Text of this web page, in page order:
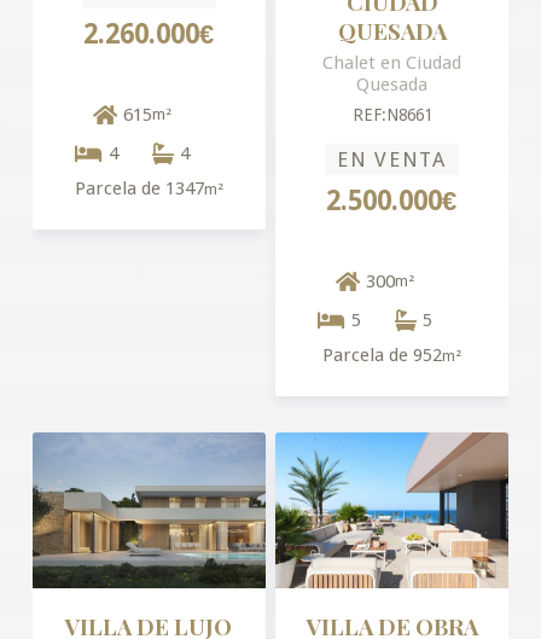
2.260.000€
615m²
4
4
Parcela de 1347m²
QUESADA
Chalet en Ciudad
Quesada
REF:N8661
EN VENTA
2.500.000€
300m²
5
5
Parcela de 952m²
VILLA DE LUJO
VILLA DE OBRA